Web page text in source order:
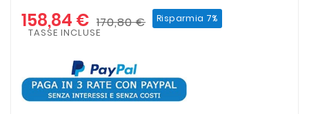
158,84 € 170,80 € Risparmia 7%
TASSE INCLUSE